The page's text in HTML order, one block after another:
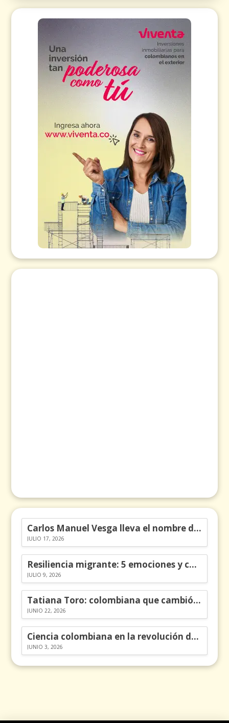
Carlos Manuel Vesga lleva el nombre de Colombia a los Emmy
JULIO 17, 2026
Resiliencia migrante: 5 emociones y cómo gestionarlas
JULIO 9, 2026
Tatiana Toro: colombiana que cambió la historia de las matemáticas
JUNIO 22, 2026
Ciencia colombiana en la revolución de los órganos en chips
JUNIO 3, 2026